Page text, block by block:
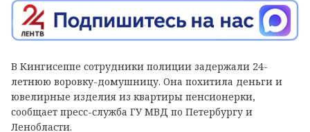
В Кингисеппе сотрудники полиции задержали 24-
летнюю воровку-домушницу. Она похитила деньги и
ювелирные изделия из квартиры пенсионерки,
сообщает пресс-служба ГУ МВД по Петербургу и
Ленобласти.